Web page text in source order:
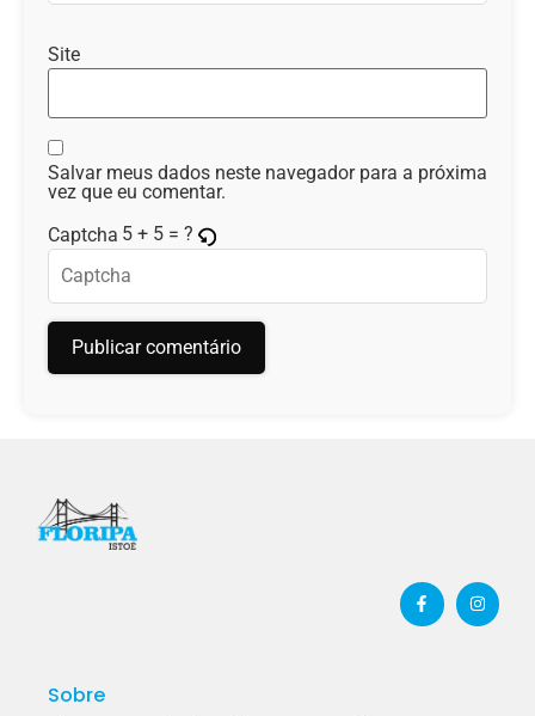
Site
Salvar meus dados neste navegador para a próxima
vez que eu comentar.
Captcha 5 + 5 = ?
Sobre